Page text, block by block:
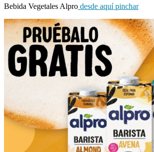
Bebida Vegetales Alpro desde aquí pinchar